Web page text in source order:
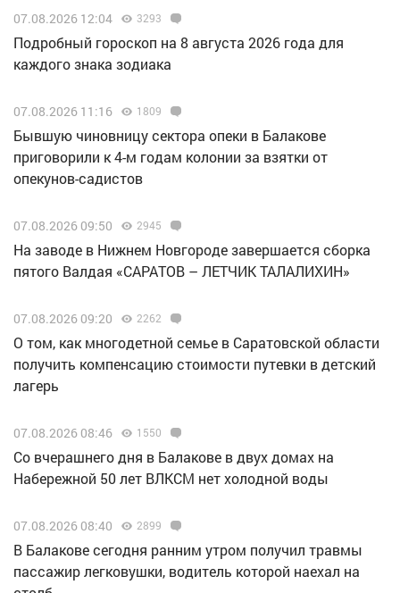
07.08.2026 12:04 3293
Подробный гороскоп на 8 августа 2026 года для
каждого знака зодиака
07.08.2026 11:16 1809
Бывшую чиновницу сектора опеки в Балакове
приговорили к 4-м годам колонии за взятки от
опекунов-садистов
07.08.2026 09:50 2945
Н️а заводе в Нижнем Новгороде завершается сборка
пятого Валдая «САРАТОВ – ЛЕТЧИК ТАЛАЛИХИН»
07.08.2026 09:20 2262
О том, как многодетной семье в Саратовской области
получить компенсацию стоимости путевки в детский
лагерь
07.08.2026 08:46 1550
Со вчерашнего дня в Балакове в двух домах на
Набережной 50 лет ВЛКСМ нет холодной воды
07.08.2026 08:40 2899
В Балакове сегодня ранним утром получил травмы
пассажир легковушки, водитель которой наехал на